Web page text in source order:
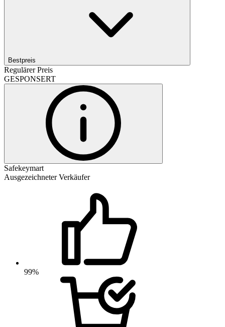
Bestpreis
Regulärer Preis
GESPONSERT
Safekeymart
Ausgezeichneter Verkäufer
99%